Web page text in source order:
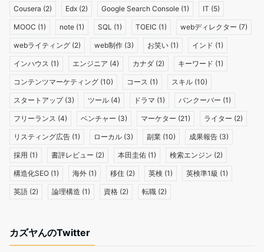
Cousera (2) Edx (2) Google Search Console (1) IT (5)
MOOC (1) note (1) SQL (1) TOEIC (1) webディレクター (7)
webライティング (2) web制作 (3) お笑い (1) インド (1)
インハウス (1) エンジニア (4) カナダ (2) キーワード (1)
コンテンツマーケティング (10) コース (1) スキル (10)
スタートアップ(3) ツール (4) ドラマ (1) バンクーバー (1)
フリーランス (4) ベンチャー (3) マーケター (21) ライター (2)
リスティング広告 (1) ローカル (3) 副業 (10) 成果報告 (3)
採用 (1) 書評レビュー (2) 本田圭佑 (1) 検索エンジン (2)
構造化SEO (1) 海外 (1) 移住 (2) 英検 (1) 英検準1級 (1)
英語 (2) 論理構造 (1) 資格 (2) 転職 (2)
カズヤんのTwitter